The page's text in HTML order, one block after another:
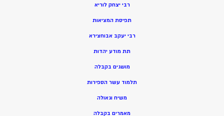
רבי יצחק לוריא
תפיסת המציאות
רבי יעקב אבוחצירא
תת מודע יהדות
מושגים בקבלה
תלמוד עשר הספירות
משיח וגאולה
מאמרים בקבלה